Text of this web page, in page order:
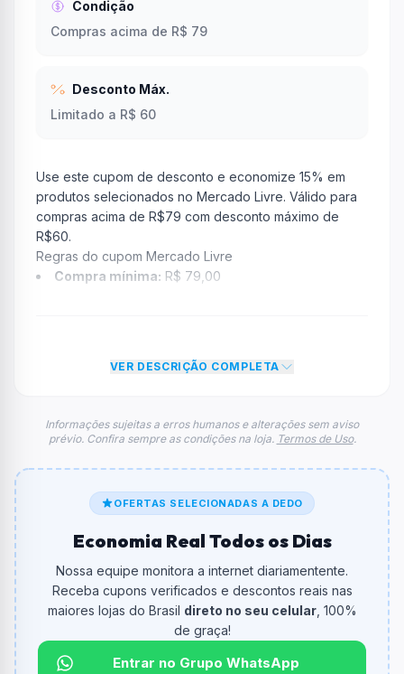
Condição
Compras acima de R$ 79
Desconto Máx.
Limitado a R$ 60
Use este cupom de desconto e economize 15% em
produtos selecionados no Mercado Livre. Válido para
compras acima de R$79 com desconto máximo de
R$60.
Regras do cupom Mercado Livre
Compra mínima: R$ 79,00
teto de R$ 60,00. Depois disso, o limite de desconto
não aumenta, mesmo em grandes compras.
O código éAPROVEITAHOJEML.
De quanto é o desconto?
Qual é o valor minimo de compra?
O valor minimo de compra é R$ 79,00.
Qual é o desconto máximo?
VER DESCRIÇÃO COMPLETA
Informações sujeitas a erros humanos e alterações sem aviso
prévio. Confira sempre as condições na loja. Termos de Uso.
OFERTAS SELECIONADAS A DEDO
Economia Real Todos os Dias
Nossa equipe monitora a internet diariamentente.
Receba cupons verificados e descontos reais nas
maiores lojas do Brasil direto no seu celular, 100%
de graça!
Entrar no Grupo WhatsApp